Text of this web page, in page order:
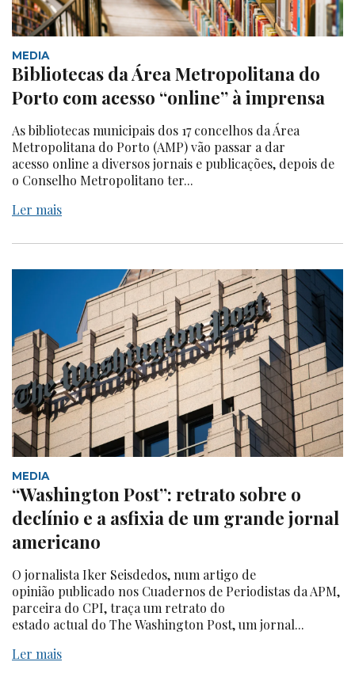
MEDIA
Bibliotecas da Área Metropolitana do
Porto com acesso “online” à imprensa
As bibliotecas municipais dos 17 concelhos da Área
Metropolitana do Porto (AMP) vão passar a dar
acesso online a diversos jornais e publicações, depois de
o Conselho Metropolitano ter...
Ler mais
MEDIA
“Washington Post”: retrato sobre o
declínio e a asfixia de um grande jornal
americano
O jornalista Iker Seisdedos, num artigo de
opinião publicado nos Cuadernos de Periodistas da APM,
parceira do CPI, traça um retrato do
estado actual do The Washington Post, um jornal...
Ler mais